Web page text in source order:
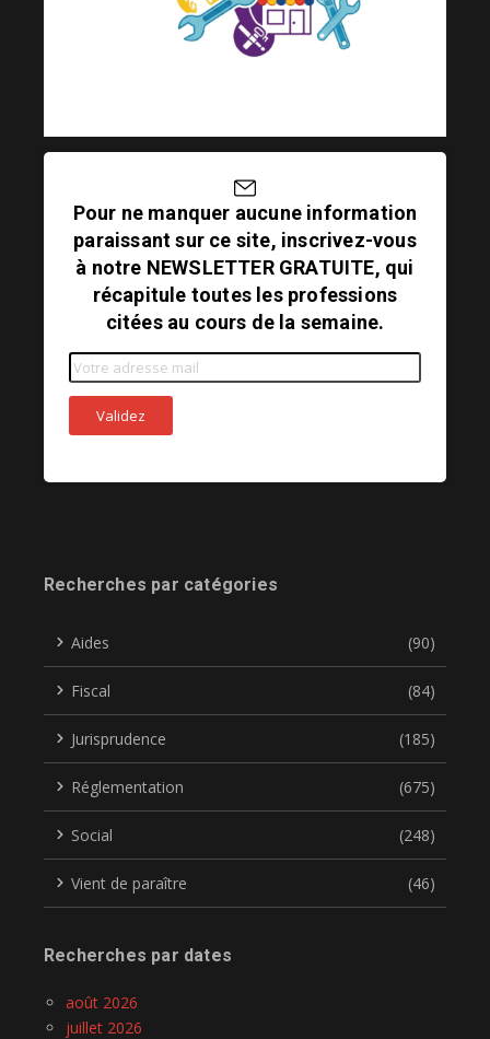
Pour ne manquer aucune information
paraissant sur ce site, inscrivez-vous
à notre NEWSLETTER GRATUITE, qui
récapitule toutes les professions
citées au cours de la semaine.
Recherches par catégories
Aides (90)
Fiscal (84)
Jurisprudence (185)
Réglementation (675)
Social (248)
Vient de paraître (46)
Recherches par dates
août 2026
juillet 2026